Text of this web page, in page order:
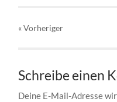
« Vorheriger
Schreibe einen
Deine E-Mail-Adresse